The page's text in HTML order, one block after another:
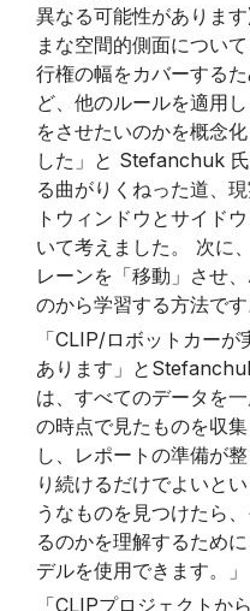
異なる可能性がありま
まな空間的側面につい
行権の幅をカバーする
ど、他のルールを適用
をさせたいのかを概念
した」と Stefanchuk
る曲がりくねった道、
トウィンドウとサイド
いて考えました。 次に
レーンを「移動」させ
のから学習する方法です
「CLIP/ロボットカー
あります」と
は、すべてのデータを
の時点で見たものを収
し、レポートの準備が
り続けるだけでよいと
うなものを見つけたら
るのかを理解するため
デルを使用できます。」
「CLIPプロジェクトか